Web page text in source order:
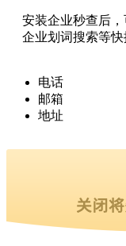
安装企业秒查后
企业划词搜索等快
电话
邮箱
地址